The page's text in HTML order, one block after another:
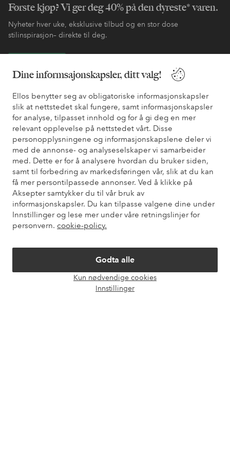
Dine informsajonskapsler, ditt valg!
Ellos benytter seg av obligatoriske informasjonskapsler
slik at nettstedet skal fungere, samt informasjonskapsler
for analyse, tilpasset innhold og for å gi deg en mer
relevant opplevelse på nettstedet vårt. Disse
personopplysningene og informasjonskapslene deler vi
med de annonse- og analyseselskaper vi samarbeider
med. Dette er for å analysere hvordan du bruker siden,
samt til forbedring av markedsføringen vår, slik at du kan
få mer persontilpassede annonser. Ved å klikke på
Aksepter samtykker du til vår bruk av
informasjonskapsler. Du kan tilpasse valgene dine under
Innstillinger og lese mer under våre retningslinjer for
personvern. cookie-policy.
Godta alle
Kun nødvendige cookies
Innstillinger
Første kjøp? Vi ger deg 40% på den dyreste* varen.
Nyheter hver uke, eksklusive tilbud og en stor dose
stilinspirasjon– direkte til deg.
Trenger du hjelp?
Du finner svar på de vanligste spørsmålene i vår FAQ. Du finner
også informasjon om hvordan du kan kontakte oss.
Kundeservice Bestilling Betalingsmåte
Mine sider